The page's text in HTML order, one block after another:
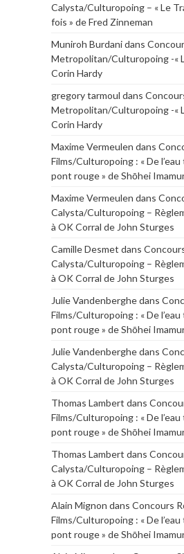
Calysta/Culturopoing – « Le
fois » de Fred Zinneman
Muniroh Burdanidans
Metropolitan/Culturopoing -«
Corin Hardy
gregory tarmoul dans
Metropolitan/Culturopoing -«
Corin Hardy
Maxime Vermeulen dans
Films/Culturopoing : « De
pont rouge » de Shōhei
Maxime Vermeulen dans
Calysta/Culturopoing –
à OK Corral de John Sturges
Camille Desmet dans
Calysta/Culturopoing –
à OK Corral de John Sturges
Julie Vandenberghedans
Films/Culturopoing : « De
pont rouge » de Shōhei
Julie Vandenberghedans
Calysta/Culturopoing –
à OK Corral de John Sturges
Thomas Lambert dans
Films/Culturopoing : « De
pont rouge » de Shōhei
Thomas Lambert dans
Calysta/Culturopoing –
à OK Corral de John Sturges
Alain Mignon dans Concours
Films/Culturopoing : « De
pont rouge » de Shōhei